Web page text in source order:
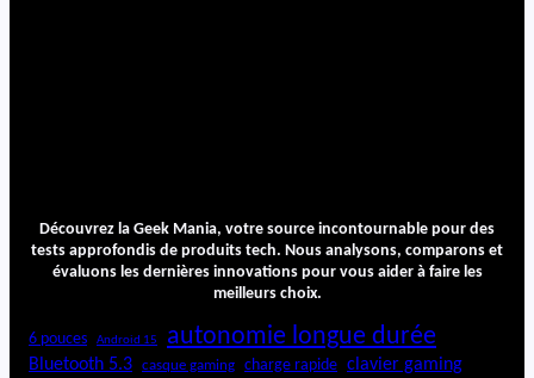
Découvrez la Geek Mania, votre source incontournable pour des
tests approfondis de produits tech. Nous analysons, comparons et
évaluons les dernières innovations pour vous aider à faire les
meilleurs choix.
6 pouces Android 15 autonomie longue durée
Bluetooth 5.3 casque gaming charge rapide clavier gaming